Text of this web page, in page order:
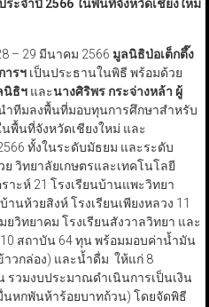
ะจำปี 2566 ในพื้นที่จังหวัดเชียงใหม่
– 29 มีนาคม 2566 มูลนิธิป่อเต็กตึ๊ง
ารฯเป็นประธานในพิธี พร้อมด้วย
นิธิฯและนางศิริพร กระจ่างหล้า ผู้
ำทีมลงพื้นที่มอบทุนการศึกษาสำหรับ
พื้นที่จังหวัดเชียงใหม่ และ
ทั้งในระดับมัธยม และระดับ
วิทยาลัยเกษตรและเทคโนโลยี
าะห์ 21 โรงเรียนบ้านแพะวิทยา
านห้วยสิงห์ โรงเรียนเพียงหลวง 11
ยวิทยาคม โรงเรียนสังวาลวิทยา และ
สถาบัน 64 ทุน พร้อมมอบค่าน้ำมัน
วกล่อง) และน้ำดื่ม ให้แก่ 8
รวมงบประมาณดำเนินการเป็นเงิน
หกพันห้าร้อยบาทถ้วน) โดยจัดพิธี